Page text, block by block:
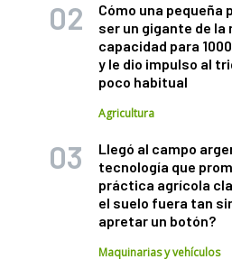
Cómo una pequeña
ser un gigante de la
capacidad para
y le dio impulso al
poco habitual
Agricultura
Llegó al campo
tecnología que
práctica agrícola
el suelo fuera tan
apretar un botón?
Maquinarias y vehículos